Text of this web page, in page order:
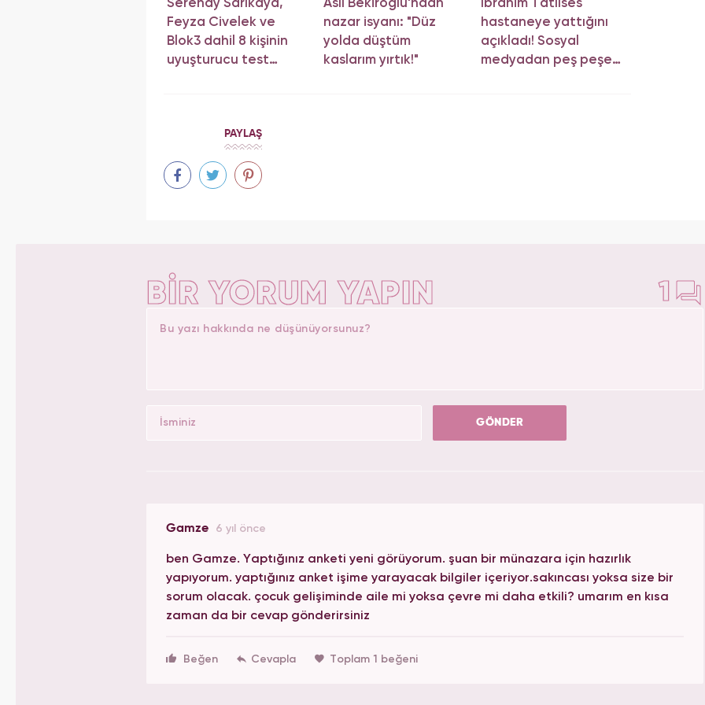
Serenay Sarıkaya,
Feyza Civelek ve
Blok3 dahil 8 kişinin
uyuşturucu test
Aslı Bekiroğlu'ndan
nazar isyanı: "Düz
yolda düştüm
kaslarım yırtık!"
İbrahim Tatlıses
hastaneye yattığını
açıkladı! Sosyal
medyadan peş peşe
PAYLAŞ
BİR YORUM YAPIN 1
GÖNDER
Gamze 6 yıl önce
ben Gamze. Yaptığınız anketi yeni görüyorum. şuan bir münazara için hazırlık
yapıyorum. yaptığınız anket işime yarayacak bilgiler içeriyor.sakıncası yoksa size bir
sorum olacak. çocuk gelişiminde aile mi yoksa çevre mi daha etkili? umarım en kısa
zaman da bir cevap gönderirsiniz
Beğen Toplam 1 beğeni